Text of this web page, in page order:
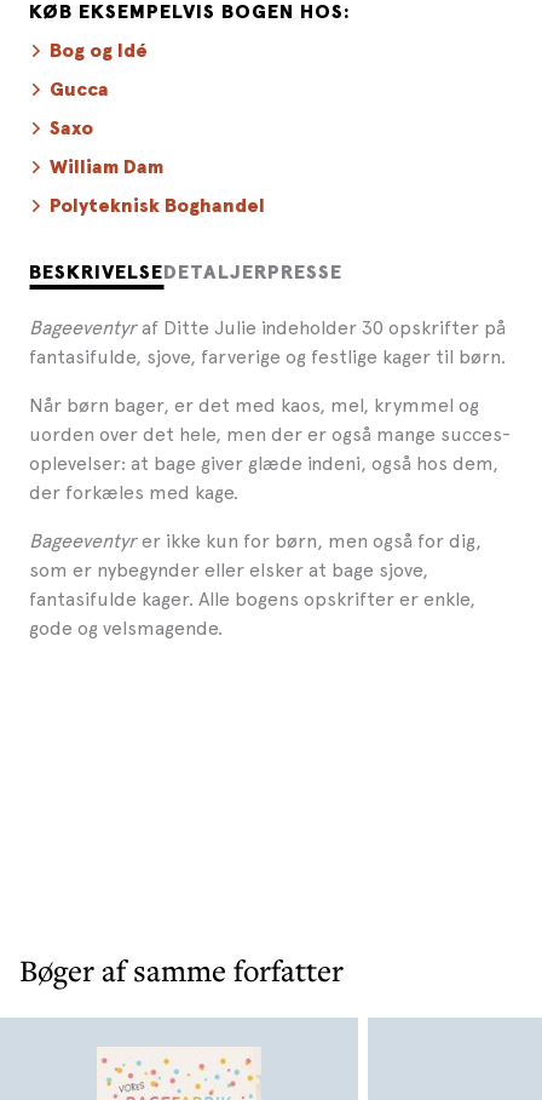
BESKRIVELSE DETALJER PRESSE
Bageeventyraf Ditte Julie indeholder 30 opskrifter på
fantasifulde, sjove, farverige og festlige kager til børn.
Når børn bager, er det med kaos, mel, krymmel og
uorden over det hele, men der er også mange succes-
oplevelser: at bage giver glæde indeni, også hos dem,
der forkæles med kage.
Bageeventyrer ikke kun for børn, men også for dig,
som er nybegynder eller elsker at bage sjove,
fantasifulde kager. Alle bogens opskrifter er enkle,
gode og velsmagende.
KØB EKSEMPELVIS BOGEN HOS:
Bog og Idé
Gucca
Saxo
William Dam
Polyteknisk Boghandel
Bøger af samme forfatter